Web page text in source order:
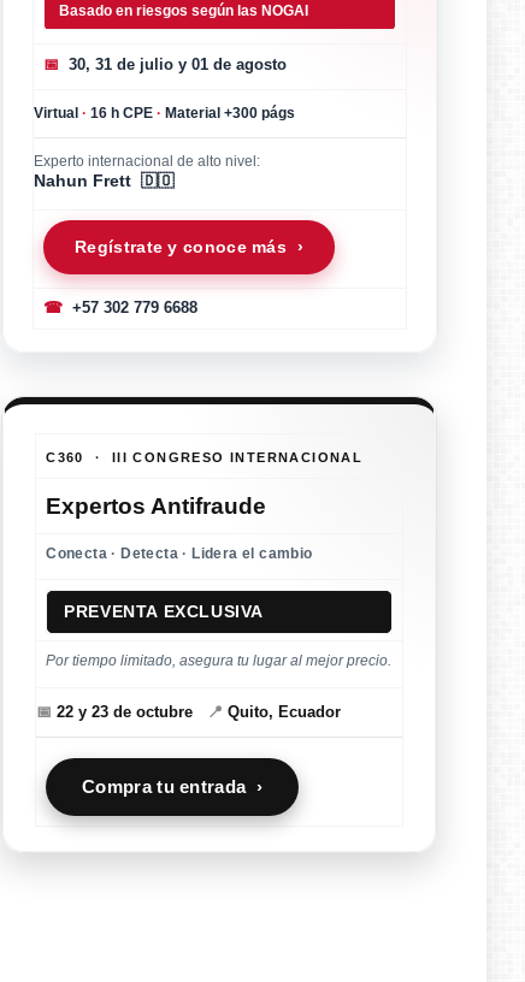
Basado en riesgos según las NOGAI
📅 30, 31 de julio y 01 de agosto
Virtual· 16 h CPE· Material +300 págs
Experto internacional de alto nivel:
Nahun Frett 🇩🇴
Regístrate y conoce más ›
☎ +57 302 779 6688
C360 · III CONGRESO INTERNACIONAL
Expertos Antifraude
Conecta · Detecta · Lidera el cambio
PREVENTA EXCLUSIVA
Por tiempo limitado, asegura tu lugar al mejor precio.
📅 22 y 23 de octubre 📍 Quito, Ecuador
Compra tu entrada ›